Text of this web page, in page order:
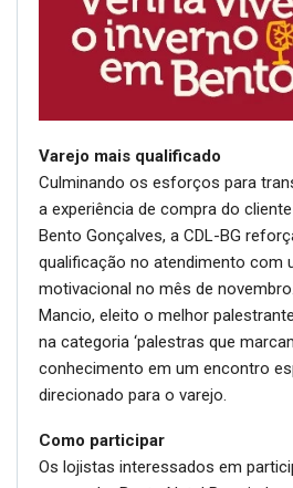
Varejo mais qualificado
Culminando os esforços para
a experiência de compra do
Bento Gonçalves, a CDL-BG
qualificação no atendimento com
motivacional no mês de
Mancio, eleito o melhor
na categoria ‘palestras que
conhecimento em um encontro
direcionado para o varejo.
Como participar
Os lojistas interessados em